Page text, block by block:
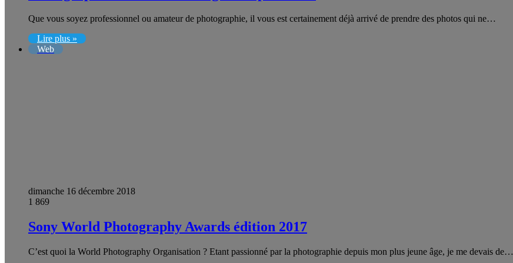
Que vous soyez professionnel ou amateur de photographie, il vous est certainement déjà arrivé de prendre des photos qui ne…
Lire plus »
Web
dimanche 16 décembre 2018
1 869
Sony World Photography Awards édition 2017
C’est quoi la World Photography Organisation ? Etant passionné par la photographie depuis mon plus jeune âge, je me devais de…